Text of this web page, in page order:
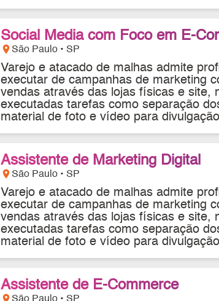
Social Media com Foco em E-
location_onSão Paulo • SP
Varejo e atacado de malhas admite
executar de campanhas de marketing
vendas através das lojas físicas e site,
executadas tarefas como separação
material de foto e vídeo para
Assistente de Marketing Digital
location_onSão Paulo • SP
Varejo e atacado de malhas admite
executar de campanhas de marketing
vendas através das lojas físicas e site,
executadas tarefas como separação
material de foto e vídeo para
Assistente de E-Commerce
location_on